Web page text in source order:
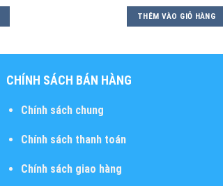
THÊM VÀO GIỎ HÀNG
CHÍNH SÁCH BÁN HÀNG
Chính sách chung
Chính sách thanh toán
Chính sách giao hàng